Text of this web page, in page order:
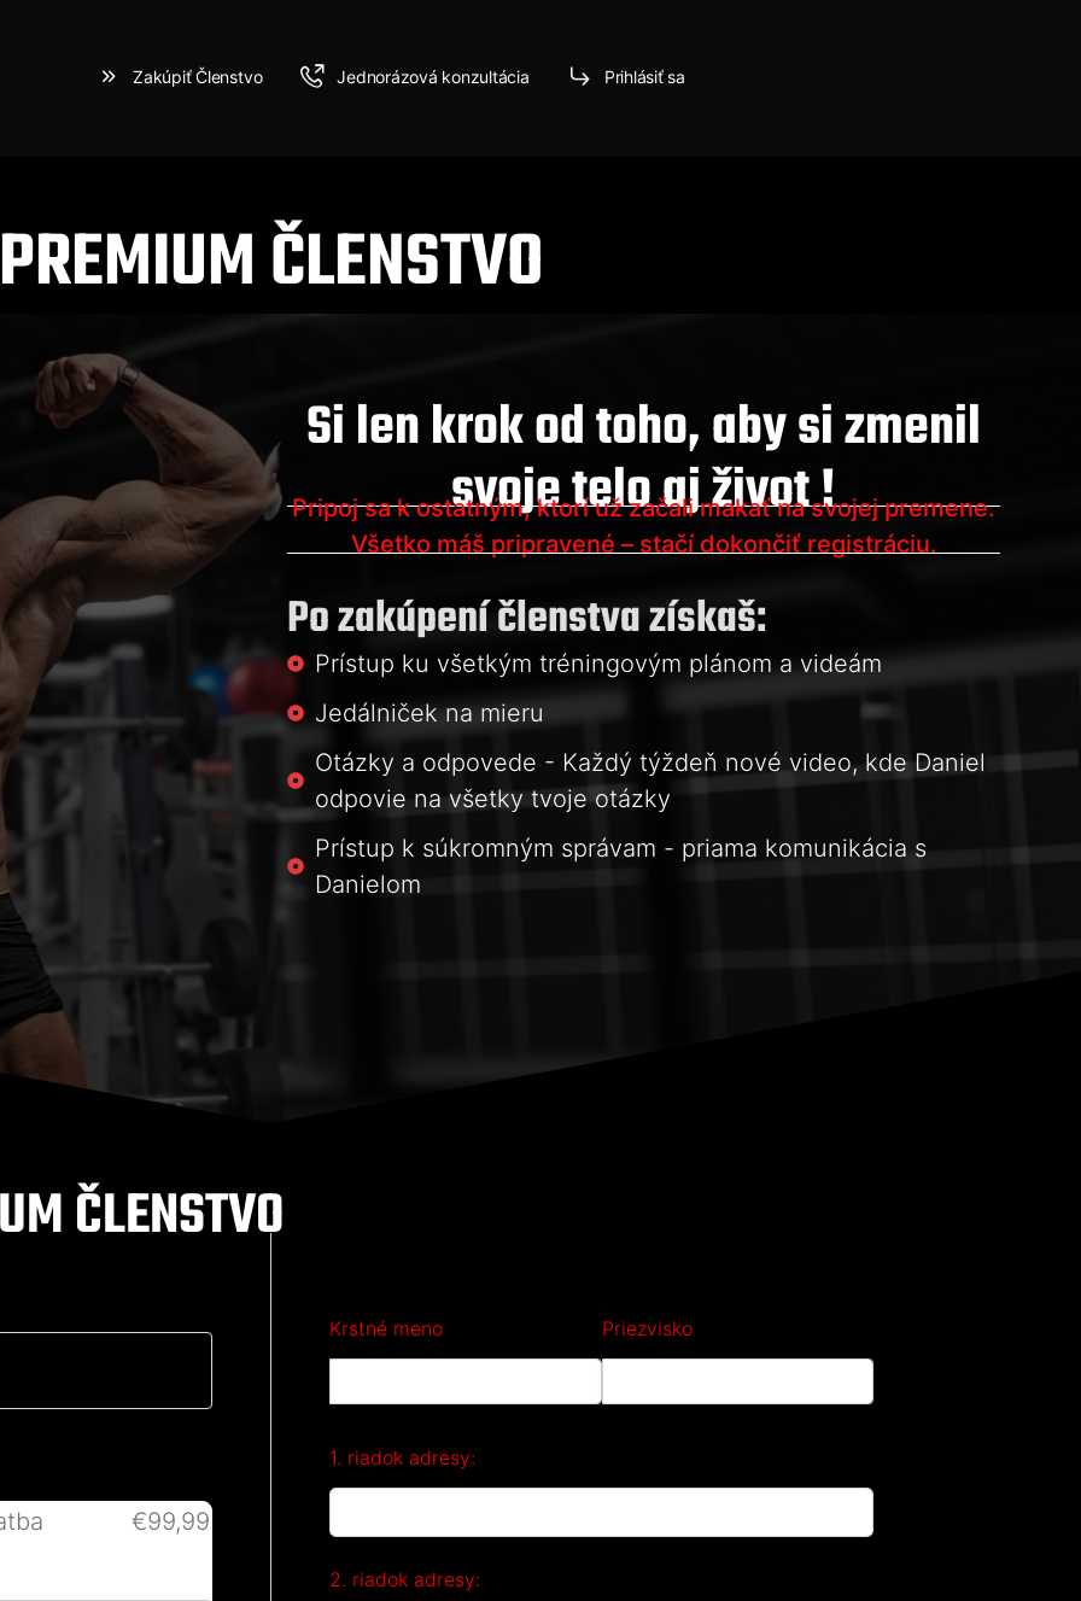
Zakúpiť Členstvo Jednorázová konzultácia Prihlásiť sa
PREMIUM ČLENSTVO
Si len krok od toho, aby si zmenil
svoje telo aj život !
Pripoj sa k ostatným, ktorí už začali makať na svojej premene.
Všetko máš pripravené – stačí dokončiť registráciu.
Po zakúpení členstva získaš:
Prístup ku všetkým tréningovým plánom a videám
Jedálniček na mieru
Otázky a odpovede - Každý týždeň nové video, kde Daniel
odpovie na všetky tvoje otázky
Prístup k súkromným správam - priama komunikácia s
Danielom
ČLENSTVO
Krstné meno Priezvisko
1. riadok adresy:
2. riadok adresy:
€99,99